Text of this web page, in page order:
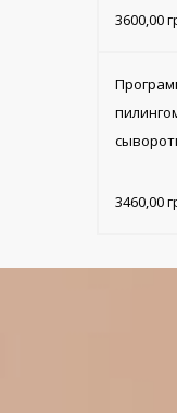
3600,00
3460,00